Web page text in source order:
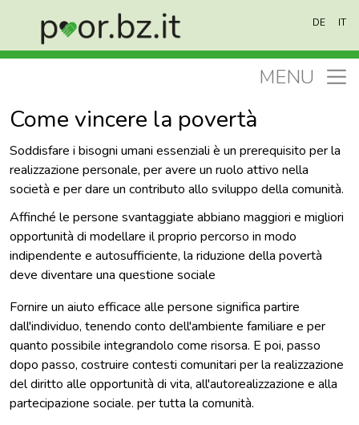
DE IT
MENU
Come vincere la povertà
Soddisfare i bisogni umani essenziali è un prerequisito per la
realizzazione personale, per avere un ruolo attivo nella
società e per dare un contributo allo sviluppo della comunità.
Affinché le persone svantaggiate abbiano maggiori e migliori
opportunità di modellare il proprio percorso in modo
indipendente e autosufficiente, la riduzione della povertà
deve diventare una questione sociale
Fornire un aiuto efficace alle persone significa partire
dall'individuo, tenendo conto dell'ambiente familiare e per
quanto possibile integrandolo come risorsa. E poi, passo
dopo passo, costruire contesti comunitari per la realizzazione
del diritto alle opportunità di vita, all'autorealizzazione e alla
partecipazione sociale. per tutta la comunità.